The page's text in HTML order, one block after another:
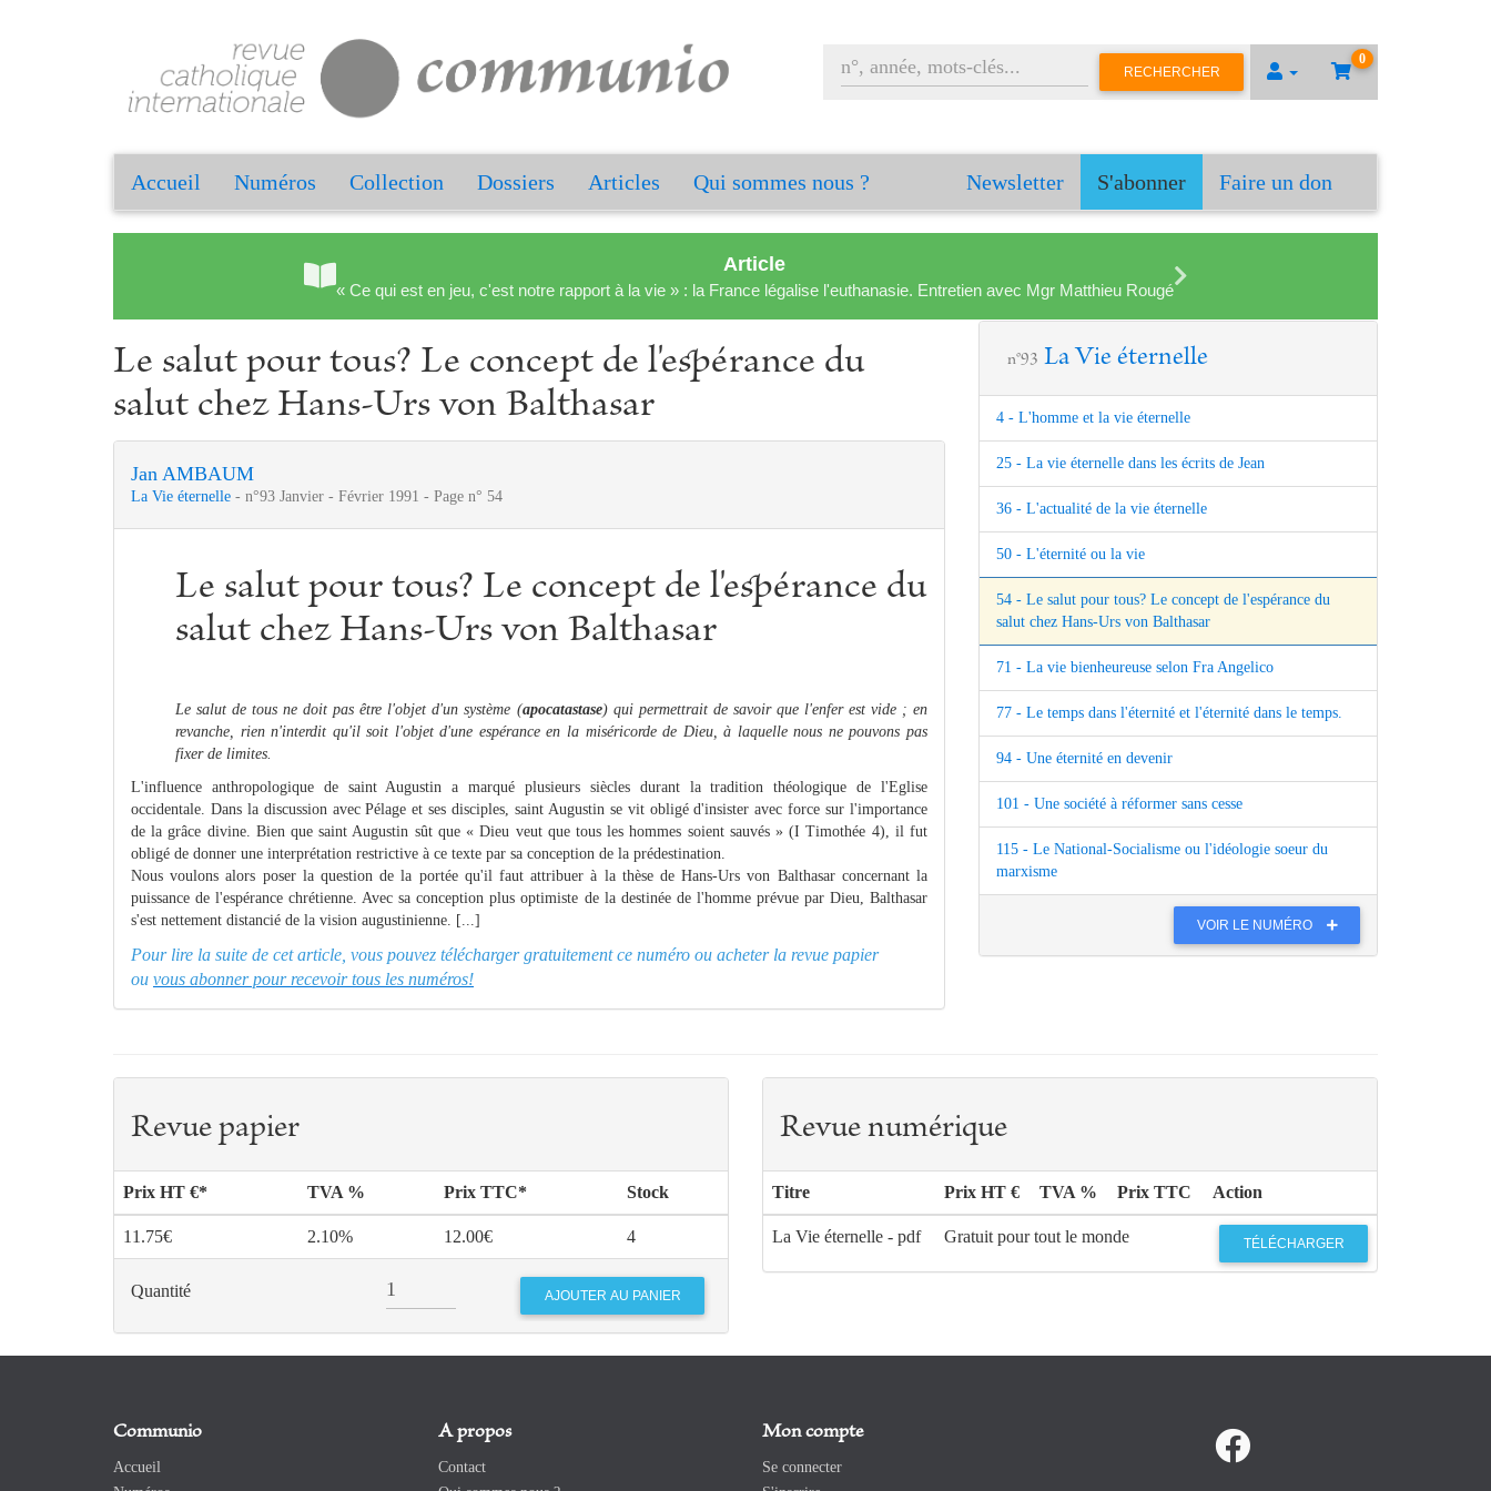
0
RECHERCHER
Accueil Numéros Collection Dossiers Articles Qui sommes nous ? Newsletter S'abonner Faire un don
Article
« Ce qui est en jeu, c'est notre rapport à la vie » : la France légalise l'euthanasie. Entretien avec Mgr Matthieu Rougé
Le salut pour tous? Le concept de l'espérance du
salut chez Hans-Urs von Balthasar
Jan AMBAUM
La Vie éternelle - n°93 Janvier - Février 1991 - Page n° 54
Le salut pour tous? Le concept de l'espérance du
salut chez Hans-Urs von Balthasar
Le salut de tous ne doit pas être l'objet d'un système (apocatastase) qui permettrait de savoir que l'enfer est vide ; en
revanche, rien n'interdit qu'il soit l'objet d'une espérance en la miséricorde de Dieu, à laquelle nous ne pouvons pas
fixer de limites.
L'influence anthropologique de saint Augustin a marqué plusieurs siècles durant la tradition théologique de l'Eglise
occidentale. Dans la discussion avec Pélage et ses disciples, saint Augustin se vit obligé d'insister avec force sur l'importance
de la grâce divine. Bien que saint Augustin sût que « Dieu veut que tous les hommes soient sauvés » (I Timothée 4), il fut
obligé de donner une interprétation restrictive à ce texte par sa conception de la prédestination.
Nous voulons alors poser la question de la portée qu'il faut attribuer à la thèse de Hans-Urs von Balthasar concernant la
puissance de l'espérance chrétienne. Avec sa conception plus optimiste de la destinée de l'homme prévue par Dieu, Balthasar
s'est nettement distancié de la vision augustinienne. [...]
Pour lire la suite de cet article, vous pouvez télécharger gratuitement ce numéro ou acheter la revue papier
ou vous abonner pour recevoir tous les numéros!
n°93 La Vie éternelle
4 - L'homme et la vie éternelle
25 - La vie éternelle dans les écrits de Jean
36 - L'actualité de la vie éternelle
50 - L'éternité ou la vie
54 - Le salut pour tous? Le concept de l'espérance du
salut chez Hans-Urs von Balthasar
71 - La vie bienheureuse selon Fra Angelico
77 - Le temps dans l'éternité et l'éternité dans le temps.
94 - Une éternité en devenir
101 - Une société à réformer sans cesse
115 - Le National-Socialisme ou l'idéologie soeur du
marxisme
VOIR LE NUMÉRO
Revue papier
Prix HT €* TVA % Prix TTC* Stock
11.75€ 2.10% 12.00€ 4
Quantité
Revue numérique
Titre Prix HT € TVA % Prix TTC Action
La Vie éternelle - pdf Gratuit pour tout le monde TÉLÉCHARGER
Communio
Accueil
A propos
Contact
Mon compte
Se connecter